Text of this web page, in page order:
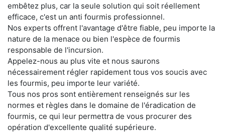
embêtez plus, car la seule solution qui soit réellement
efficace, c'est un anti fourmis professionnel.
Nos experts offrent l'avantage d'être fiable, peu importe la
nature de la menace ou bien l'espèce de fourmis
responsable de l'incursion.
Appelez-nous au plus vite et nous saurons
nécessairement régler rapidement tous vos soucis avec
les fourmis, peu importe leur variété.
Tous nos pros sont entièrement renseignés sur les
normes et règles dans le domaine de l'éradication de
fourmis, ce qui leur permettra de vous procurer des
opération d'excellente qualité supérieure.